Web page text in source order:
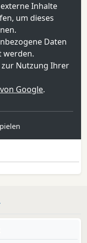
Inhalte
um dieses
Daten
werden.
Nutzung Ihrer
Google.